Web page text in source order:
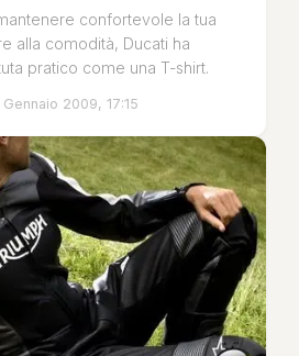
confortevole la tua
alla comodità, Ducati ha
pratico come una T-shirt.
Gennaio 2009, 17:15